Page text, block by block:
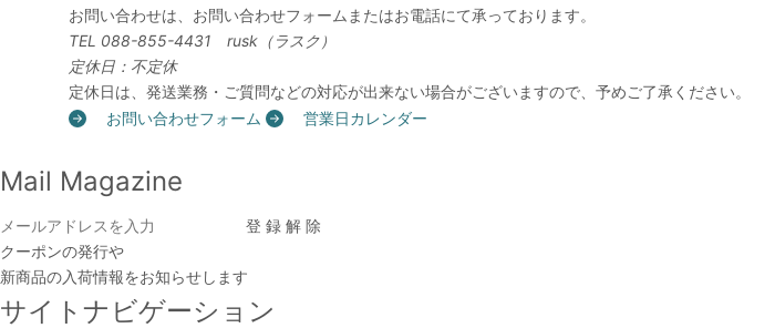
お問い合わせは、お問い合わせフォームまたはお電話にて承っております。
TEL 088-855-4431 rusk（ラスク）
定休日：不定休
定休日は、発送業務・ご質問などの対応が出来ない場合がございますので、予めご了承ください。
お問い合わせフォーム
営業日カレンダー
Mail Magazine
クーポンの発行や
新商品の入荷情報をお知らせします
サイトナビゲーション